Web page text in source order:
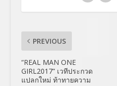
PREVIOUS
“REAL MAN ONE
GIRL2017” เวทีประกวด
แปลกใหม่ ท้าทายความ